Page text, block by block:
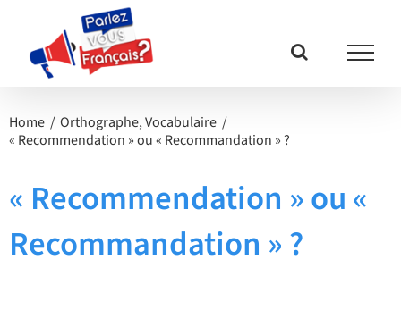
contenu
Home Orthographe Vocabulaire
« Recommendation » ou « Recommandation » ?
« Recommendation » ou «
Recommandation » ?